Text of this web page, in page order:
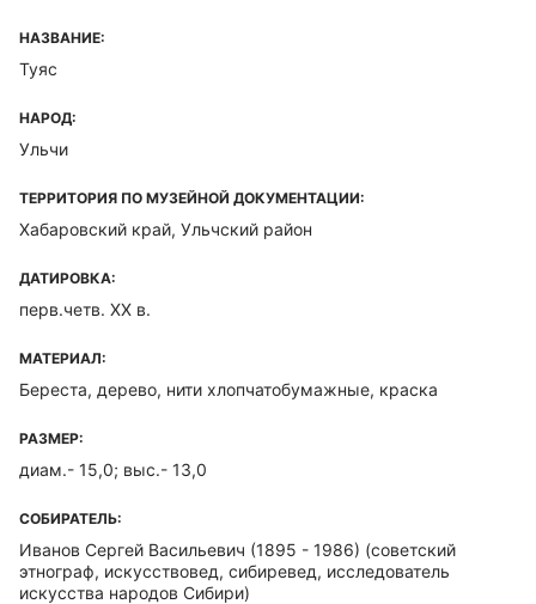
НАЗВАНИЕ:
Туяс
НАРОД:
Ульчи
ТЕРРИТОРИЯ ПО МУЗЕЙНОЙ ДОКУМЕНТАЦИИ:
Хабаровский край, Ульчский район
ДАТИРОВКА:
перв.четв. XX в.
МАТЕРИАЛ:
Береста, дерево, нити хлопчатобумажные, краска
РАЗМЕР:
диам.- 15,0; выс.- 13,0
СОБИРАТЕЛЬ:
Иванов Сергей Васильевич (1895 - 1986) (советский
этнограф, искусствовед, сибиревед, исследователь
искусства народов Сибири)